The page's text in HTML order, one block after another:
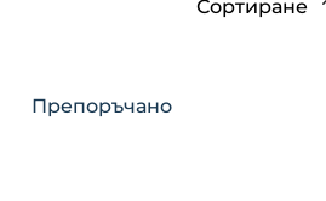
Сортиране
Препоръчано